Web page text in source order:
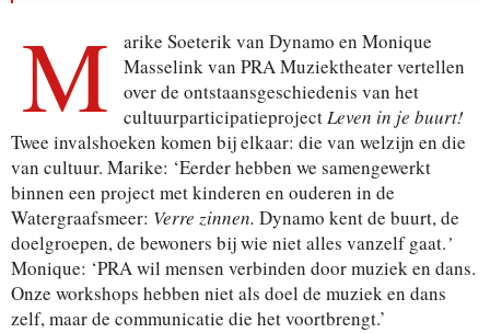
M
arike Soeterik van Dynamo en Monique
Masselink van PRA Muziektheater vertellen
over de ontstaansgeschiedenis van het
cultuurparticipatieprojectLeven in je buurt!
Twee invalshoeken komen bij elkaar: die van welzijn en die
van cultuur. Marike: ‘Eerder hebben we samengewerkt
binnen een project met kinderen en ouderen in de
Watergraafsmeer: Verre zinnen. Dynamo kent de buurt, de
doelgroepen, de bewoners bij wie niet alles vanzelf gaat.’
Monique: ‘PRA wil mensen verbinden door muziek en dans.
Onze workshops hebben niet als doel de muziek en dans
zelf, maar de communicatie die het voortbrengt.’